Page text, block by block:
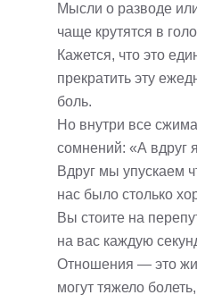
Мысли о разводе
чаще крутятся в
Кажется, что это
прекратить эту
боль.
Но внутри все
сомнений: «А вдруг
Вдруг мы упускаем
нас было столько
Вы стоите на
на вас каждую
Отношения — это
могут тяжело